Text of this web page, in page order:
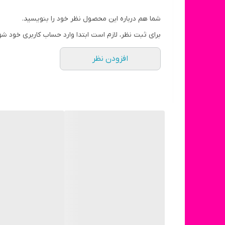
شما هم درباره این محصول نظر خود را بنویسید.
برای ثبت نظر، لازم است ابتدا وارد حساب کاربری خود
افزودن نظر